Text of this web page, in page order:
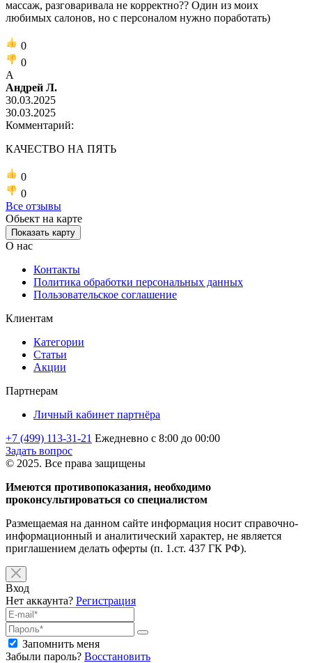
массаж, разговаривала не корректно?? Один из моих
любимых салонов, но с персоналом нужно поработать)
0
0
А
Андрей Л.
30.03.2025
30.03.2025
Комментарий:
КАЧЕСТВО НА ПЯТЬ
0
0
Все отзывы
Обьект на карте
Показать карту
О нас
Контакты
Политика обработки персональных данных
Пользовательское соглашение
Клиентам
Категории
Статьи
Акции
Партнерам
Личный кабинет партнёра
+7 (499) 113-31-21 Ежедневно с 8:00 до 00:00
Задать вопрос
© 2025. Все права защищены
Имеются противопоказания, необходимо
проконсультироваться со специалистом
Размещаемая на данном сайте информация носит справочно-
информационный и аналитический характер, не является
приглашением делать оферты (п. 1.ст. 437 ГК РФ).
Вход
Нет аккаунта? Регистрация
Запомнить меня
Забыли пароль? Восстановить